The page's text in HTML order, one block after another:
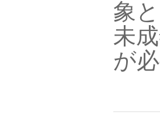
象
未
が